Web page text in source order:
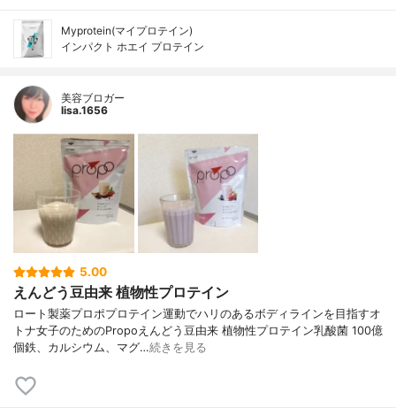
Myprotein(マイプロテイン)
インパクト ホエイ プロテイン
美容ブロガー
lisa.1656
5.00
えんどう豆由来 植物性プロテイン
ロート製薬プロポプロテイン運動でハリのあるボディラインを目指すオ
トナ女子のためのPropoえんどう豆由来 植物性プロテイン乳酸菌 100億
個鉄、カルシウム、マグ…続きを見る